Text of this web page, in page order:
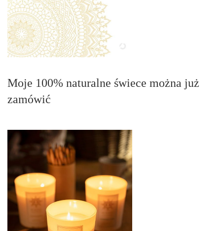
Moje 100% naturalne świece można już
zamówić